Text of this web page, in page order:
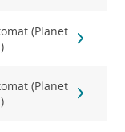
(Planet
(Planet